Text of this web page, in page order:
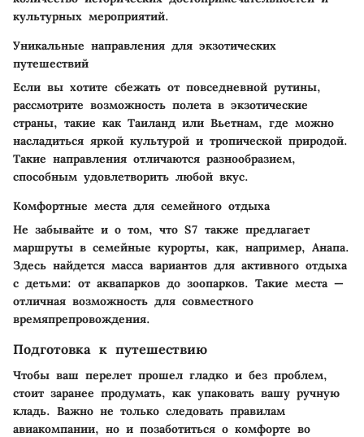
культурных мероприятий.
Уникальные направления для экзотических
путешествий
Если вы хотите сбежать от повседневной рутины,
рассмотрите возможность полета в экзотические
страны, такие как Таиланд или Вьетнам, где можно
насладиться яркой культурой и тропической природой.
Такие направления отличаются разнообразием,
способным удовлетворить любой вкус.
Комфортные места для семейного отдыха
Не забывайте и о том, что S7 также предлагает
маршруты в семейные курорты, как, например, Анапа.
Здесь найдется масса вариантов для активного отдыха
с детьми: от аквапарков до зоопарков. Такие места —
отличная возможность для совместного
времяпрепровождения.
Подготовка к путешествию
Чтобы ваш перелет прошел гладко и без проблем,
стоит заранее продумать, как упаковать вашу ручную
кладь. Важно не только следовать правилам
авиакомпании, но и позаботиться о комфорте во